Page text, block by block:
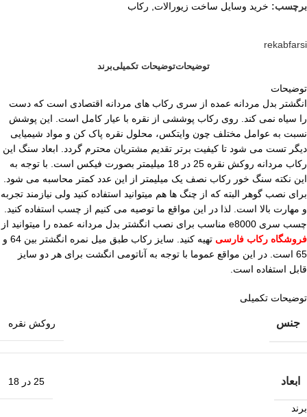
برچسب: خرید وسایل ساخت زیورالات, رکاب
rekabfarsi
توضیحاتتوضیحات تکمیلیبرند
توضیحات
انگشتر بدل مردانه عمده از سری رکاب های مردانه اقتصادی است که دست
را سیاه نمی کند. روی رکاب پوششی از نقره با عیار کامل است. این پوشش
نسبت به عوامل مختلف چون وایتکس، محلول نقره پاک کن و مواد شیمیایی
دیگر تست می شود تا کیفیت برتر تقدیم مشتریان محترم گردد. ابعاد سنگ این
رکاب مردانه روکش نقره 25 در 18 میلیمتر بصورت فیکس است. با توجه به
این نکته سنگ خور رکاب نصف یک میلیمتر از این عدد کمتر محاسبه می شود.
برای نصب گوهر البته که از چنگ ها هم میتوانید استفاده کنید ولی نیازمند تجربه
و مهارت بالا است. لذا در این مواقع ما توصیه می کنیم از چسب استفاده کنید.
چسب سری e8000 مناسب برای نصب انگشتر بدل مردانه عمده را میتوانید از
فروشگاه رکاب فارسی
تهیه کنید. سایز رکاب طبق میل نمره انگشتر بین 64 و
65 است. در این مواقع عموما با توجه به آناتومی انگشت برای هر دو سایز
قابل استفاده است.
توضیحات تکمیلی
جنس روکش نقره
ابعاد 25 در 18
برند